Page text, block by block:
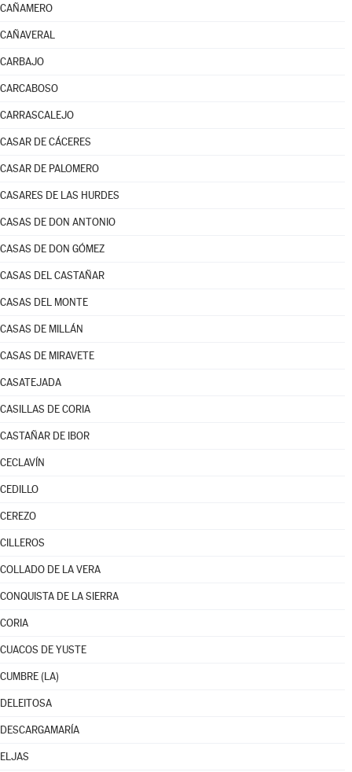
CAÑAMERO
CAÑAVERAL
CARBAJO
CARCABOSO
CARRASCALEJO
CASAR DE CÁCERES
CASAR DE PALOMERO
CASARES DE LAS HURDES
CASAS DE DON ANTONIO
CASAS DE DON GÓMEZ
CASAS DEL CASTAÑAR
CASAS DEL MONTE
CASAS DE MILLÁN
CASAS DE MIRAVETE
CASATEJADA
CASILLAS DE CORIA
CASTAÑAR DE IBOR
CECLAVÍN
CEDILLO
CEREZO
CILLEROS
COLLADO DE LA VERA
CONQUISTA DE LA SIERRA
CORIA
CUACOS DE YUSTE
CUMBRE (LA)
DELEITOSA
DESCARGAMARÍA
ELJAS